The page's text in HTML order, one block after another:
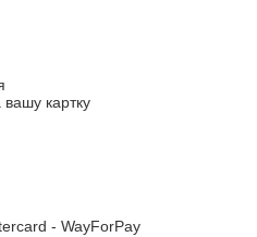
вашу картку
- WayForPay